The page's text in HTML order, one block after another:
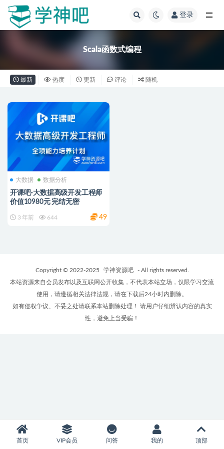
登录
Scala函数式编程
最新 热度 更新 评论 随机
大数据 数据分析
开课吧-大数据高级开发工程师
价值10980元 完结无密
3 年前 644 49
Copyright © 2022-2025 学神资源吧
- All rights reserved.
本站资源来自会员发布以及互联网公开收集，不代表本站立场，仅限学习交流
使用，请遵循相关法律法规，请在下载后24小时内删除。
如有侵权争议、不妥之处请联系本站删除处理！ 请用户仔细辨认内容的真实
性，避免上当受骗！
首页 VIP会员 问答 我的 顶部